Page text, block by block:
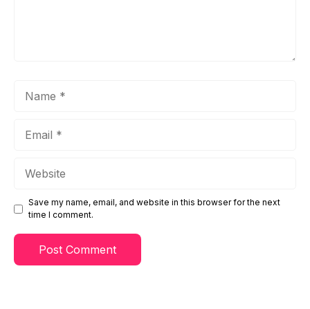
Save my name, email, and website in this browser for the next
time I comment.